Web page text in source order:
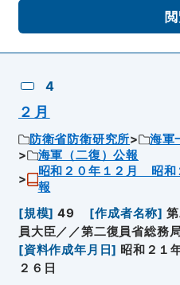
4
２月
防衛省防衛研究所 海軍
海軍（二復）公報
昭和２０年１２月 昭
報
[規模] 49 [作成者名称]
員大臣／／第二復員省総務
[資料作成年月日] 昭和２１
２６日